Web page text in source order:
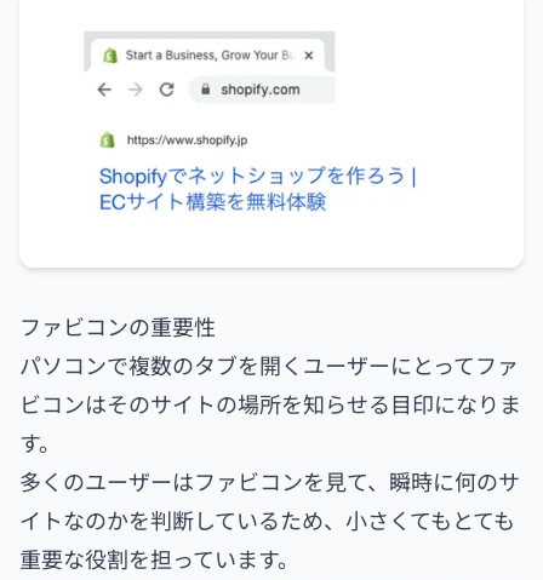
ファビコンの重要性
パソコンで複数のタブを開くユーザーにとってファ
ビコンはそのサイトの場所を知らせる目印になりま
す。
多くのユーザーはファビコンを見て、瞬時に何のサ
イトなのかを判断しているため、小さくてもとても
重要な役割を担っています。